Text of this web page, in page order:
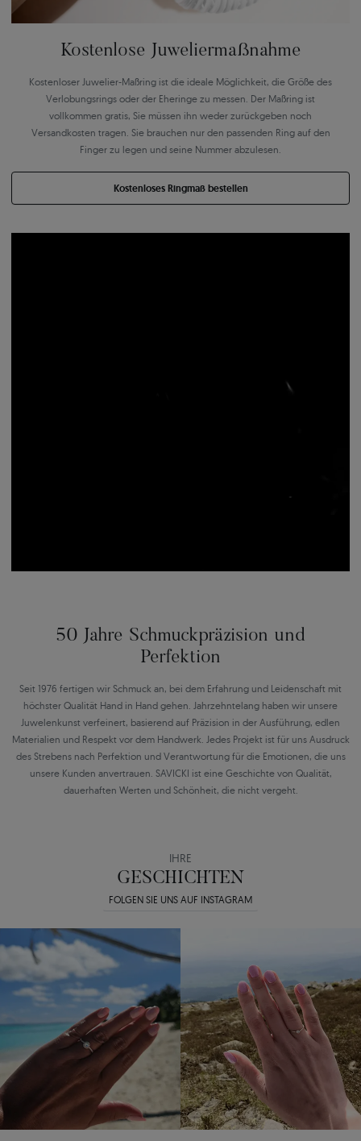
Kostenlose Juweliermaßnahme
Kostenloser Juwelier-Maßring ist die ideale Möglichkeit, die Größe des
Verlobungsrings oder der Eheringe zu messen. Der Maßring ist
vollkommen gratis, Sie müssen ihn weder zurückgeben noch
Versandkosten tragen. Sie brauchen nur den passenden Ring auf den
Finger zu legen und seine Nummer abzulesen.
Kostenloses Ringmaß bestellen
50 Jahre Schmuckpräzision und
Perfektion
Seit 1976 fertigen wir Schmuck an, bei dem Erfahrung und Leidenschaft mit
höchster Qualität Hand in Hand gehen. Jahrzehntelang haben wir unsere
Juwelenkunst verfeinert, basierend auf Präzision in der Ausführung, edlen
Materialien und Respekt vor dem Handwerk. Jedes Projekt ist für uns Ausdruck
des Strebens nach Perfektion und Verantwortung für die Emotionen, die uns
unsere Kunden anvertrauen. SAVICKI ist eine Geschichte von Qualität,
dauerhaften Werten und Schönheit, die nicht vergeht.
IHRE
GESCHICHTEN
FOLGEN SIE UNS AUF INSTAGRAM